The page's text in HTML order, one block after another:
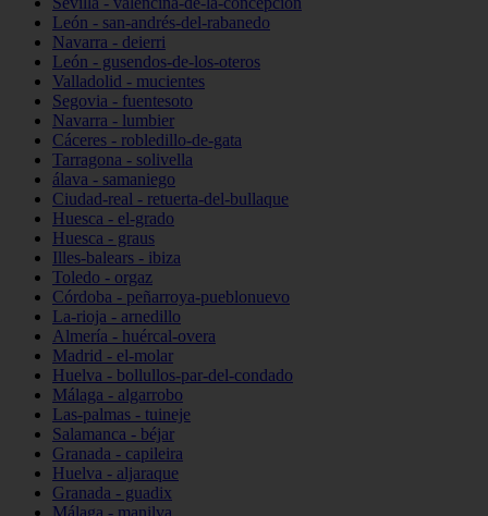
León - san-andrés-del-rabanedo
Navarra - deierri
León - gusendos-de-los-oteros
Valladolid - mucientes
Segovia - fuentesoto
Navarra - lumbier
Cáceres - robledillo-de-gata
Tarragona - solivella
álava - samaniego
Ciudad-real - retuerta-del-bullaque
Huesca - el-grado
Huesca - graus
Illes-balears - ibiza
Toledo - orgaz
Córdoba - peñarroya-pueblonuevo
La-rioja - arnedillo
Almería - huércal-overa
Madrid - el-molar
Huelva - bollullos-par-del-condado
Málaga - algarrobo
Las-palmas - tuineje
Salamanca - béjar
Granada - capileira
Huelva - aljaraque
Granada - guadix
Málaga - manilva